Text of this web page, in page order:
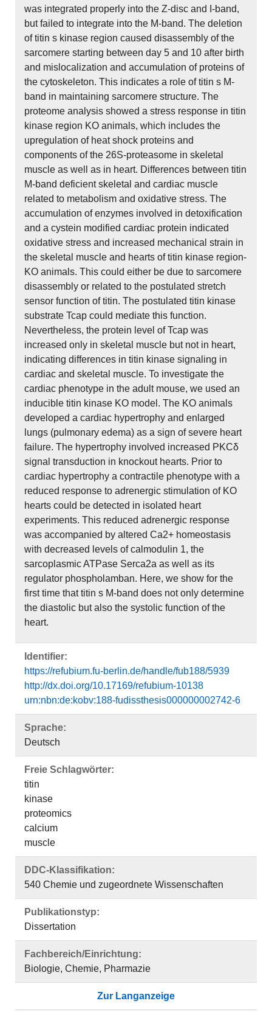
was integrated properly into the Z-disc and I-band,
but failed to integrate into the M-band. The deletion
of titin s kinase region caused disassembly of the
sarcomere starting between day 5 and 10 after birth
and mislocalization and accumulation of proteins of
the cytoskeleton. This indicates a role of titin s M-
band in maintaining sarcomere structure. The
proteome analysis showed a stress response in titin
kinase region KO animals, which includes the
upregulation of heat shock proteins and
components of the 26S-proteasome in skeletal
muscle as well as in heart. Differences between titin
M-band deficient skeletal and cardiac muscle
related to metabolism and oxidative stress. The
accumulation of enzymes involved in detoxification
and a cystein modified cardiac protein indicated
oxidative stress and increased mechanical strain in
the skeletal muscle and hearts of titin kinase region-
KO animals. This could either be due to sarcomere
disassembly or related to the postulated stretch
sensor function of titin. The postulated titin kinase
substrate Tcap could mediate this function.
Nevertheless, the protein level of Tcap was
increased only in skeletal muscle but not in heart,
indicating differences in titin kinase signaling in
cardiac and skeletal muscle. To investigate the
cardiac phenotype in the adult mouse, we used an
inducible titin kinase KO model. The KO animals
developed a cardiac hypertrophy and enlarged
lungs (pulmonary edema) as a sign of severe heart
failure. The hypertrophy involved increased PKCδ
signal transduction in knockout hearts. Prior to
cardiac hypertrophy a contractile phenotype with a
reduced response to adrenergic stimulation of KO
hearts could be detected in isolated heart
experiments. This reduced adrenergic response
was accompanied by altered Ca2+ homeostasis
with decreased levels of calmodulin 1, the
sarcoplasmic ATPase Serca2a as well as its
regulator phospholamban. Here, we show for the
first time that titin s M-band does not only determine
the diastolic but also the systolic function of the
heart.
Identifier:
https://refubium.fu-berlin.de/handle/fub188/5939
http://dx.doi.org/10.17169/refubium-10138
urn:nbn:de:kobv:188-fudissthesis000000002742-6
Sprache:
Deutsch
Freie Schlagwörter:
titin
kinase
proteomics
calcium
muscle
DDC-Klassifikation:
540 Chemie und zugeordnete Wissenschaften
Publikationstyp:
Dissertation
Fachbereich/Einrichtung:
Biologie, Chemie, Pharmazie
Zur Langanzeige